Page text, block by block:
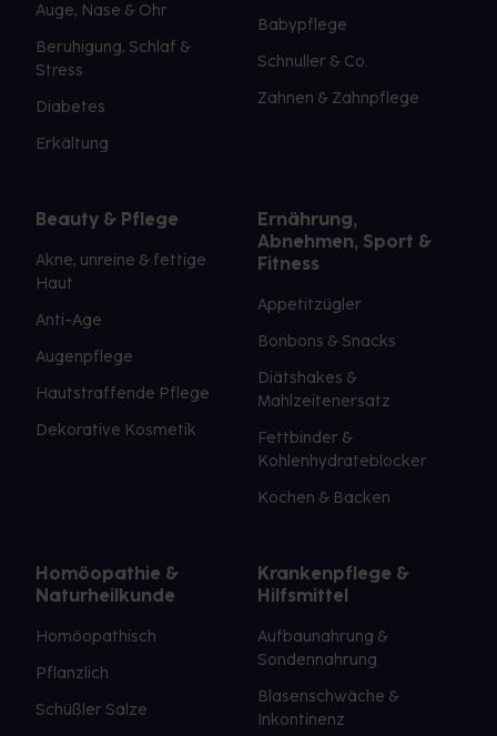
Auge, Nase & Ohr
Beruhigung, Schlaf &
Stress
Diabetes
Erkältung
Babypflege
Schnuller & Co.
Zahnen & Zahnpflege
Beauty & Pflege
Akne, unreine & fettige
Haut
Anti-Age
Augenpflege
Hautstraffende Pflege
Dekorative Kosmetik
Ernährung,
Abnehmen, Sport &
Fitness
Appetitzügler
Bonbons & Snacks
Diätshakes &
Mahlzeitenersatz
Fettbinder &
Kohlenhydrateblocker
Kochen & Backen
Homöopathie &
Naturheilkunde
Homöopathisch
Pflanzlich
Schüßler Salze
Krankenpflege &
Hilfsmittel
Aufbaunahrung &
Sondennahrung
Blasenschwäche &
Inkontinenz